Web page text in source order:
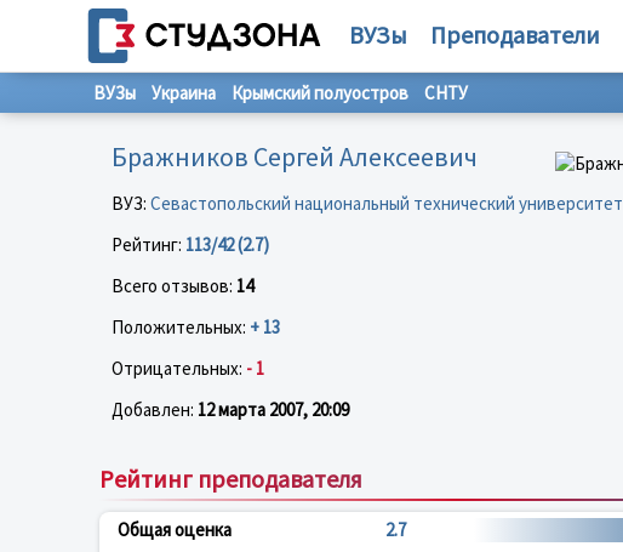
ВУЗы Преподаватели
ВУЗы Украина Крымский полуостров СНТУ
Бражников Сергей Алексеевич
ВУЗ: Севастопольский национальный технический университет
Рейтинг: 113/42 (2.7)
Всего отзывов: 14
Положительных: + 13
Отрицательных: - 1
Добавлен: 12 марта 2007, 20:09
Рейтинг преподавателя
Общая оценка 2.7